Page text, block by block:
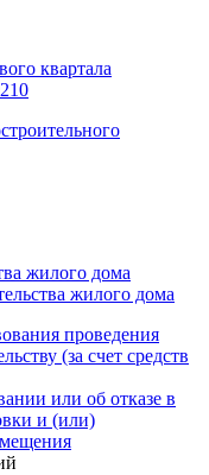
квартала
жилого дома
жилого дома
проведения
(за счет средств
или об отказе в
и (или)